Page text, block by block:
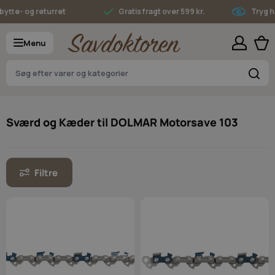
Skip to Content
og returret Gratis fragt over 599 kr. Tryg
Menu
Sværd og Kæder til DOLMAR Motorsave 103
Filtre